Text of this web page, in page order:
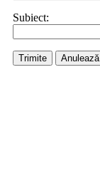
Subiect:
Trimite Anulează